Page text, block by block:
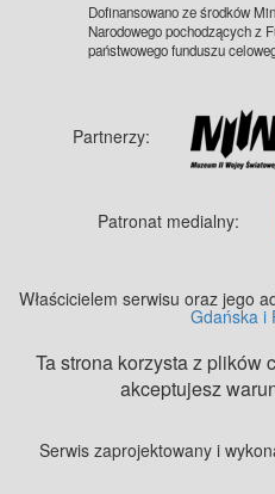
Dofinansowano ze środków
Narodowego pochodzących z
państwowego funduszu
Partnerzy:
Patronat medialny:
Właścicielem serwisu oraz jego
Gdańska i
Ta strona korzysta z plików
akceptujesz
Serwis zaprojektowany i